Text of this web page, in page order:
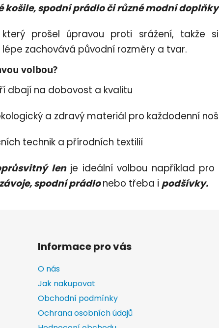
košile, spodní prádlo či různé modní
který prošel úpravou proti srážení, takže
zachovává původní rozměry a tvar.
volbou?
dbají na dobovost a kvalitu
a zdravý materiál pro každodenní
technik a přírodních textilií
lenje ideální volbou například pro
spodní prádlonebo třeba i podšívky.
Informace pro vás
O nás
Jak nakupovat
Obchodní podmínky
Ochrana osobních údajů